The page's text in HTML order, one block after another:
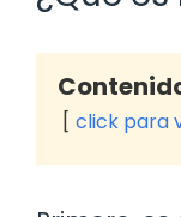
click para